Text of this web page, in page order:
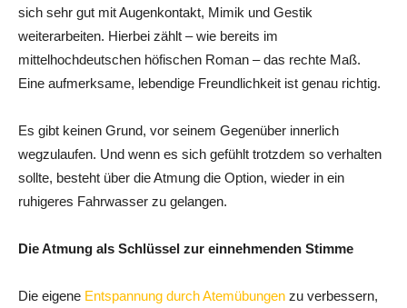
sich sehr gut mit Augenkontakt, Mimik und Gestik
weiterarbeiten. Hierbei zählt – wie bereits im
mittelhochdeutschen höfischen Roman – das rechte Maß.
Eine aufmerksame, lebendige Freundlichkeit ist genau richtig.
Es gibt keinen Grund, vor seinem Gegenüber innerlich
wegzulaufen. Und wenn es sich gefühlt trotzdem so verhalten
sollte, besteht über die Atmung die Option, wieder in ein
ruhigeres Fahrwasser zu gelangen.
Die Atmung als Schlüssel zur einnehmenden Stimme
Die eigene Entspannung durch Atemübungen zu verbessern,